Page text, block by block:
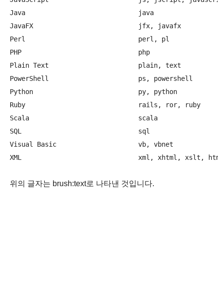
Java                             java
JavaFX                           jfx, javafx
Perl                             perl, pl
PHP                              php
Plain Text                       plain, text
PowerShell                       ps, powershell
Python                           py, python
Ruby                             rails, ror, ruby
Scala                            scala
SQL                              sql
Visual Basic                     vb, vbnet
위의 글자는 brush:text로 나타낸 것입니다.